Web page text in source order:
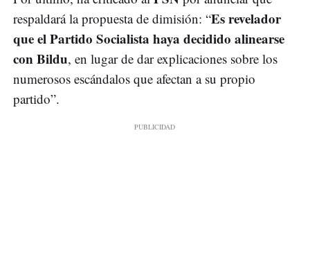
respaldará la propuesta de dimisión: “Es revelador
que el Partido Socialista haya decidido alinearse
con Bildu, en lugar de dar explicaciones sobre los
numerosos escándalos que afectan a su propio
partido”.